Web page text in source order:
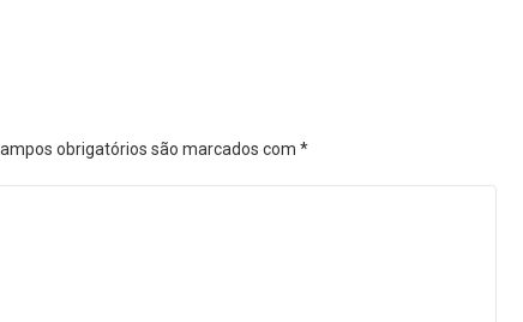
obrigatórios são marcados com *